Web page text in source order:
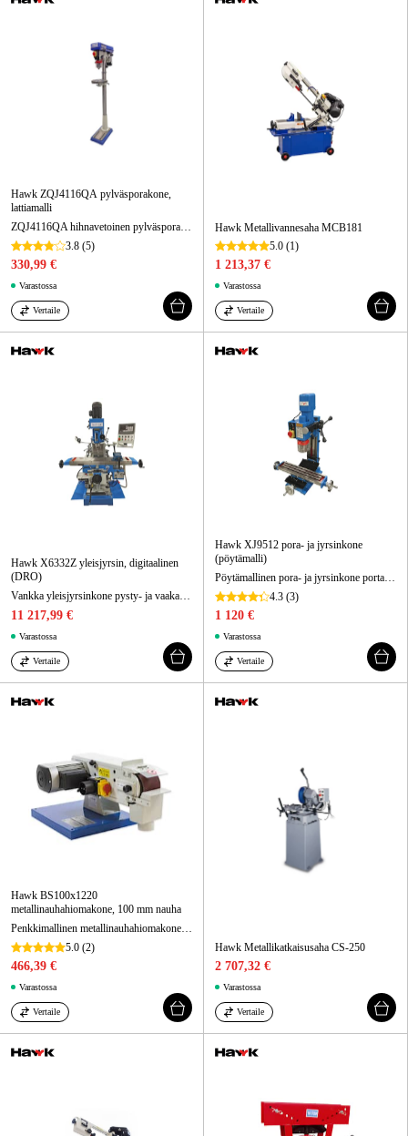
Hawk ZQJ4116QA pylväsporakone,
lattiamalli
3.8 (5)
330,99 €
Varastossa
Vertaile
Hawk Metallivannesaha MCB181
5.0 (1)
1 213,37 €
Varastossa
Vertaile
Hawk X6332Z yleisjyrsin, digitaalinen
(DRO)
Vankka yleisjyrsinkone pysty- ja vaakakaralla sekä kolmiakselisella digitaalinäytöllä.
11 217,99 €
Varastossa
Vertaile
Hawk XJ9512 pora- ja jyrsinkone
(pöytämalli)
Pöytämallinen pora- ja jyrsinkone portaattomalla nopeudensäädöllä pieniin metallitöihin.
4.3 (3)
1 120 €
Varastossa
Vertaile
Hawk BS100x1220
metallinauhahiomakone, 100 mm nauha
Penkkimallinen metallinauhahiomakone 100 mm nauhalle pienempiin hiontatöihin.
5.0 (2)
466,39 €
Varastossa
Vertaile
Hawk Metallikatkaisusaha CS-250
2 707,32 €
Varastossa
Vertaile